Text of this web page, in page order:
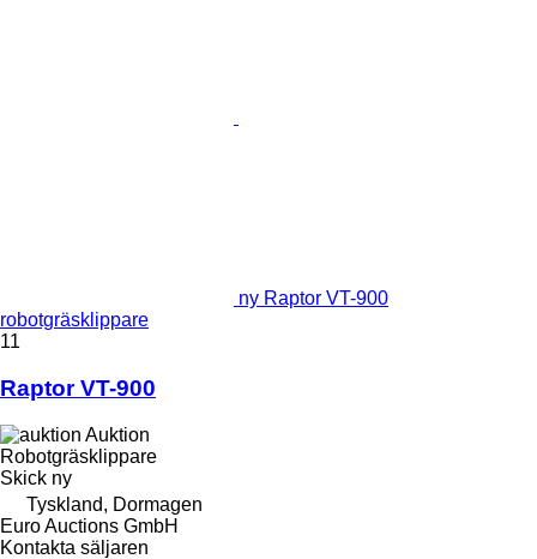
ny Raptor VT-900
robotgräsklippare
11
Raptor VT-900
Auktion
Robotgräsklippare
Skick ny
Tyskland, Dormagen
Euro Auctions GmbH
Kontakta säljaren